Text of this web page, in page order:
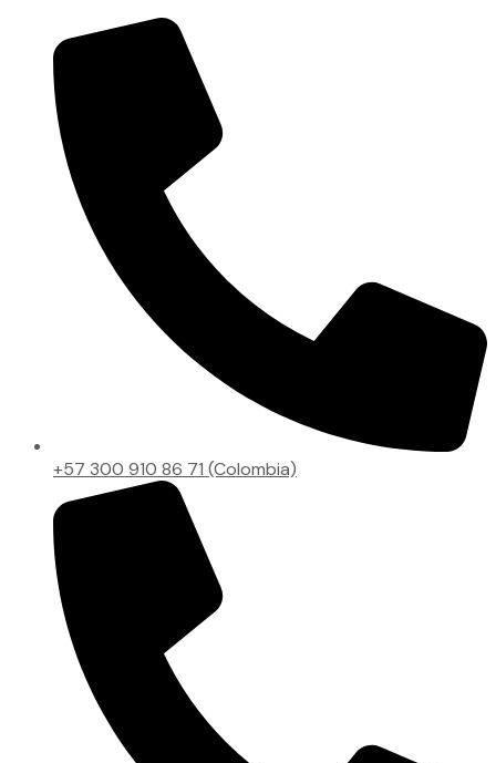
+57 300 910 86 71 (Colombia)